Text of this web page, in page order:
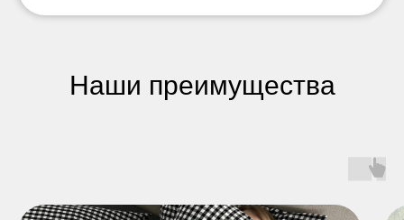
Наши преимущества